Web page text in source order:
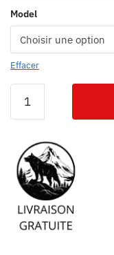
Model
Effacer